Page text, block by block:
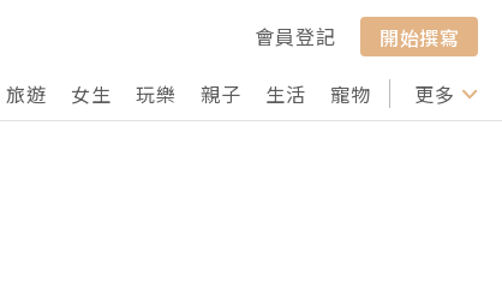
會員登記
開始撰寫
旅遊 女生 玩樂 親子 生活 寵物 行山 打卡
更多